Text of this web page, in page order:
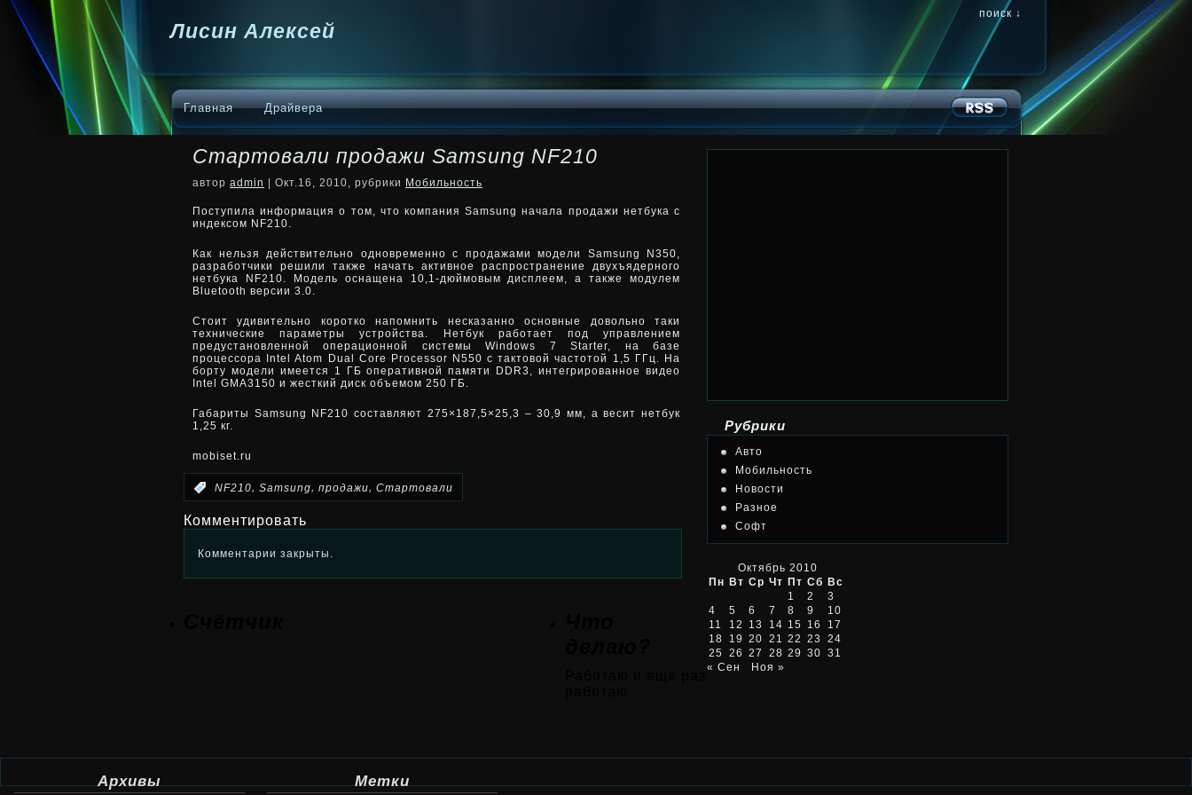
Лисин Алексей
поиск ↓
Главная Драйвера
Стартовали продажи Samsung NF210
автор admin | Окт.16, 2010, рубрики Мобильность
Поступила информация о том, что компания Samsung начала продажи нетбука с
индексом NF210.
Как нельзя действительно одновременно с продажами модели Samsung N350,
разработчики решили также начать активное распространение двухъядерного
нетбука NF210.
Модель оснащена 10,1-дюймовым дисплеем, а также модулем
Bluetooth версии 3.0.
Стоит удивительно коротко напомнить несказанно основные довольно таки
технические параметры устройства. Нетбук работает под управлением
предустановленной операционной системы Windows 7 Starter, на базе
процессора Intel Atom Dual Core Processor N550 с тактовой частотой 1,5 ГГц. На
борту модели имеется 1 ГБ оперативной памяти DDR3, интегрированное видео
Intel GMA3150 и жесткий диск объемом 250 ГБ.
Габариты Samsung NF210 составляют 275×187,5×25,3 – 30,9 мм, а весит нетбук
1,25 кг.
mobiset.ru
NF210, Samsung, продажи, Стартовали
Комментировать
Комментарии закрыты.
Рубрики
Авто
Мобильность
Новости
Разное
Софт
Октябрь 2010
Пн Вт Ср Чт Пт Сб Вс
1
2
3
4
5 6 7 8 9
10
11
12 13 14 15 16
17
18
19 20 21 22 23
24
25 26 27 28 29 30 31
« Сен
Ноя »
Архивы Метки